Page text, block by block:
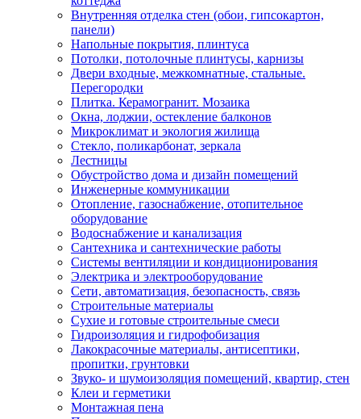
Внутренняя отделка стен (обои, гипсокартон,
панели)
Напольные покрытия, плинтуса
Потолки, потолочные плинтусы, карнизы
Двери входные, межкомнатные, стальные.
Перегородки
Плитка. Керамогранит. Мозаика
Окна, лоджии, остекление балконов
Микроклимат и экология жилища
Стекло, поликарбонат, зеркала
Лестницы
Обустройство дома и дизайн помещений
Инженерные коммуникации
Отопление, газоснабжение, отопительное
оборудование
Водоснабжение и канализация
Сантехника и сантехнические работы
Системы вентиляции и кондиционирования
Электрика и электрооборудование
Сети, автоматизация, безопасность, связь
Строительные материалы
Сухие и готовые строительные смеси
Гидроизоляция и гидрофобизация
Лакокрасочные материалы, антисептики,
пропитки, грунтовки
Звуко- и шумоизоляция помещений, квартир, стен
Клеи и герметики
Монтажная пена